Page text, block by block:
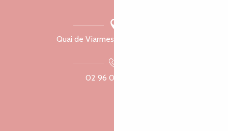
Quai de Viarmes, 22300 Lannion
02 96 05 60 70